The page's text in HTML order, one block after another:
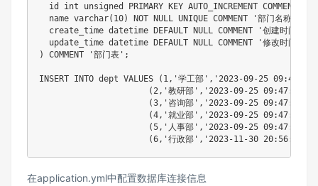
  id
int unsigned PRIMARY KEY AUTO_INCREMENT COMMENT
  name
varchar( 10) NOT NULL UNIQUE COMMENT '部门名称'
  create_time
datetime DEFAULT NULL COMMENT '创建时间'
  update_time
datetime DEFAULT NULL COMMENT
'修改时间'
)
COMMENT '部门表' ;
INSERT INTO dept VALUES ( 1, '学工部' , '2023-09-25 09:47:40'
( 2, '教研部' , '2023-09-25 09:47:40'
(3, '咨询部' , '2023-09-25 09:47:40'
(4, '就业部' , '2023-09-25 09:47:40'
(5, '人事部' , '2023-09-25 09:47:40'
(6, '行政部' , '2023-11-30 20:56:37'
在application.yml中配置数据库连接信息